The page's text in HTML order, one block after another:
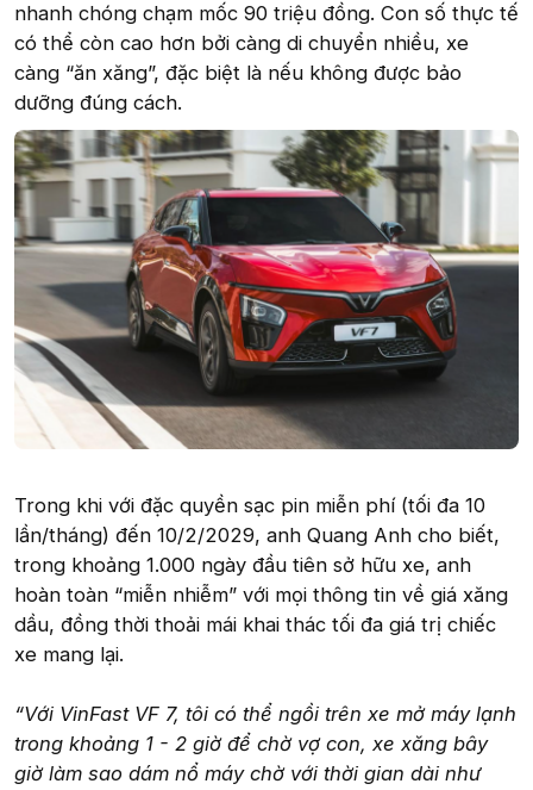
nhanh chóng chạm mốc 90 triệu đồng. Con số thực tế
có thể còn cao hơn bởi càng di chuyển nhiều, xe
càng “ăn xăng”, đặc biệt là nếu không được bảo
dưỡng đúng cách.
Trong khi với đặc quyền sạc pin miễn phí (tối đa 10
lần/tháng) đến 10/2/2029, anh Quang Anh cho biết,
trong khoảng 1.000 ngày đầu tiên sở hữu xe, anh
hoàn toàn “miễn nhiễm” với mọi thông tin về giá xăng
dầu, đồng thời thoải mái khai thác tối đa giá trị chiếc
xe mang lại.
“Với VinFast VF 7, tôi có thể ngồi trên xe mở máy lạnh
trong khoảng 1 - 2 giờ để chờ vợ con, xe xăng bây
giờ làm sao dám nổ máy chờ với thời gian dài như